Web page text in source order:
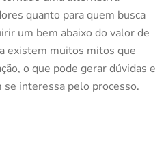
quanto para quem busca
um bem abaixo do valor de
existem muitos mitos que
o que pode gerar dúvidas e
se interessa pelo processo.